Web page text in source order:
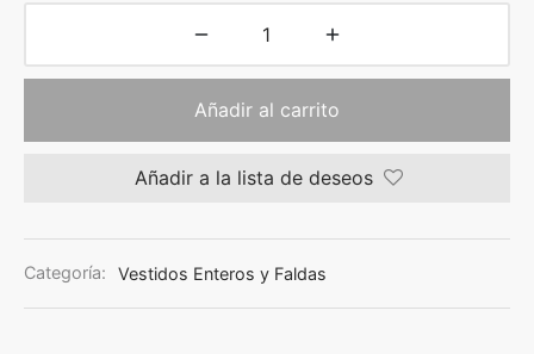
Añadir al carrito
Añadir a la lista de deseos
Categoría: Vestidos Enteros y Faldas